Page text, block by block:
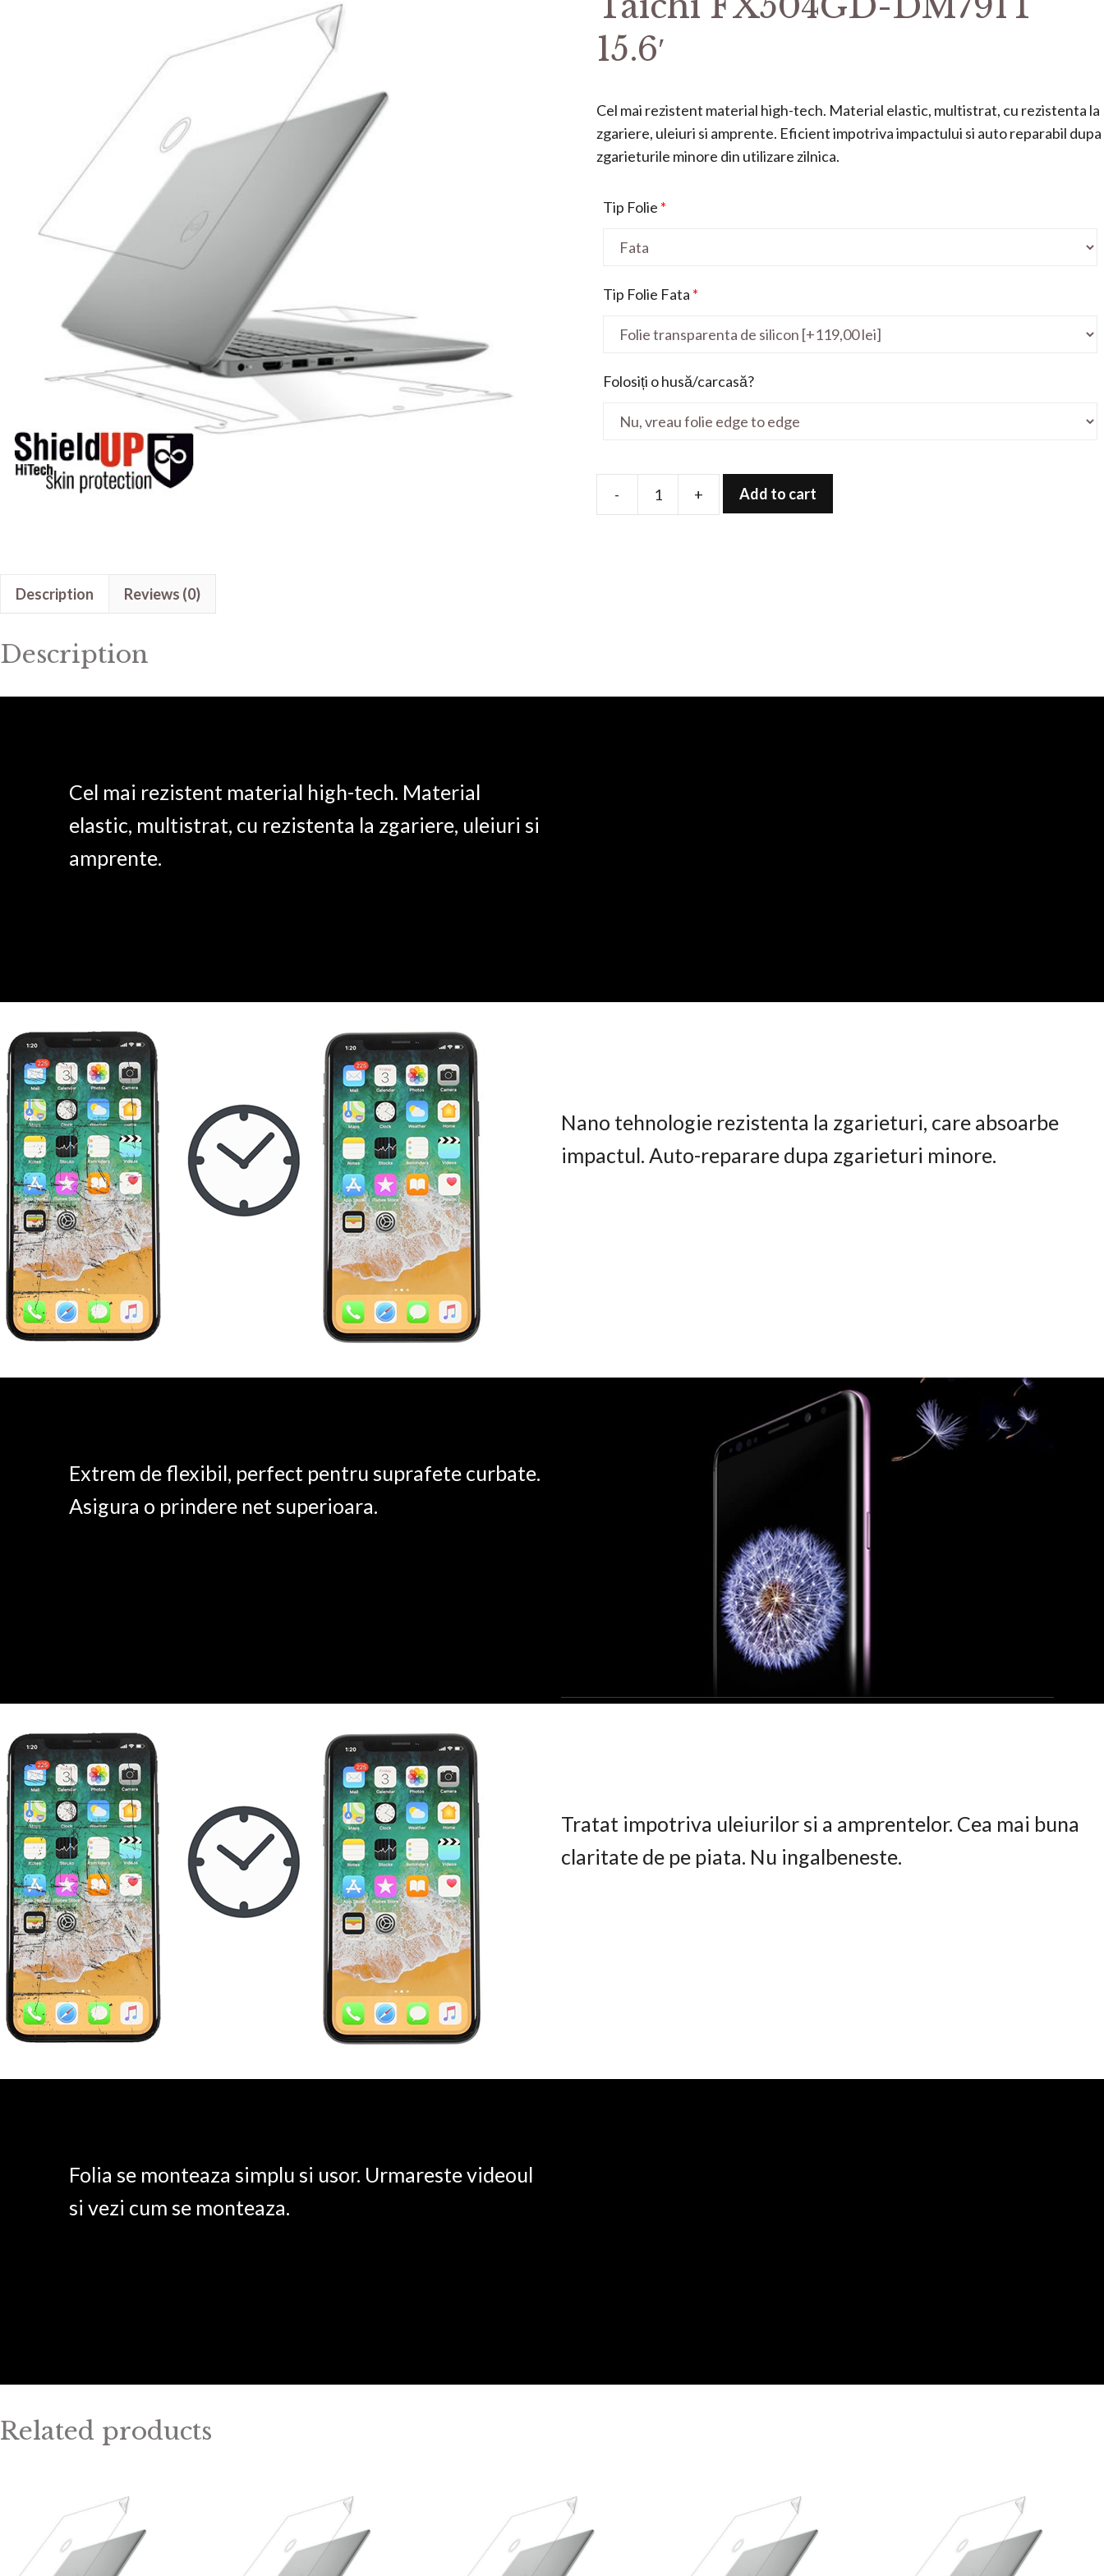
15.6′
Cel mai rezistent material high-tech. Material elastic, multistrat, cu rezistenta la
zgariere, uleiuri si amprente. Eficient impotriva impactului si auto reparabil dupa
zgarieturile minore din utilizare zilnica.
Tip Folie *
Tip Folie Fata *
Folosiți o husă/carcasă?
- + Add to cart
Description Reviews (0)
Description
Cel mai rezistent material high-tech. Material
elastic, multistrat, cu rezistenta la zgariere, uleiuri si
amprente.
Nano tehnologie rezistenta la zgarieturi, care absoarbe
impactul. Auto-reparare dupa zgarieturi minore.
Extrem de flexibil, perfect pentru suprafete curbate.
Asigura o prindere net superioara.
Tratat impotriva uleiurilor si a amprentelor. Cea mai buna
claritate de pe piata. Nu ingalbeneste.
Folia se monteaza simplu si usor. Urmareste videoul
si vezi cum se monteaza.
Related products